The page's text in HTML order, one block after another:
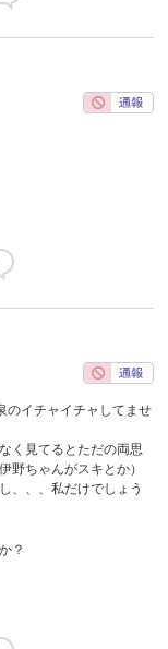
のイチャイチャしてませ
く見てるとただの両思
野ちゃんがスキとか）
、、、私だけでしょう
？